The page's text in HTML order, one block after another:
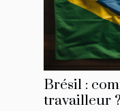
Brésil :
travailleur ?